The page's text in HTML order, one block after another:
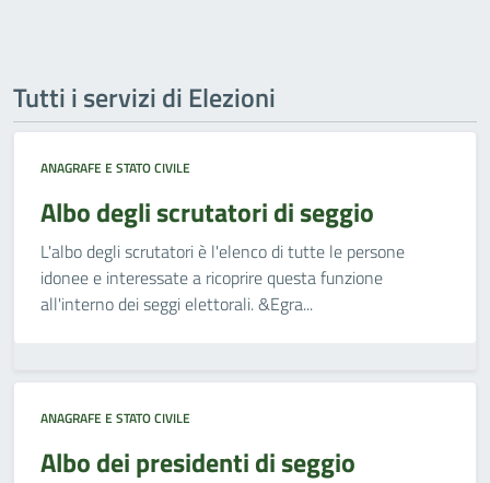
Tutti i servizi di Elezioni
ANAGRAFE E STATO CIVILE
Albo degli scrutatori di seggio
L'albo degli scrutatori è l'elenco di tutte le persone
idonee e interessate a ricoprire questa funzione
all'interno dei seggi elettorali. &Egra...
ANAGRAFE E STATO CIVILE
Albo dei presidenti di seggio